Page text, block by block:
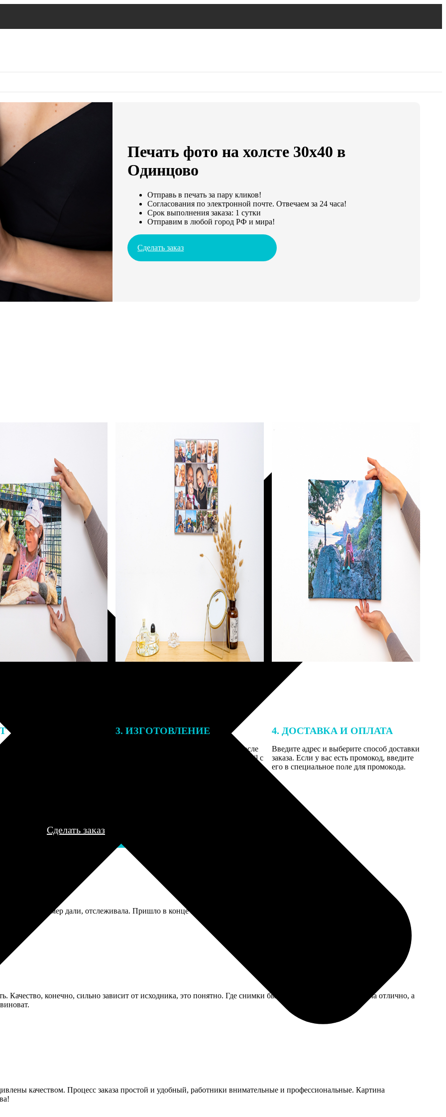
Печать фото на холсте 30х40 в
Одинцово
Отправь в печать за пару кликов!
Согласования по электронной почте. Отвечаем за 24 часа!
Срок выполнения заказа: 1 сутки
Отправим в любой город РФ и мира!
Сделать заказ
заказа к печати
могут связаться с Вами
телефону или email для
деталей.
3. ИЗГОТОВЛЕНИЕ
Оплатите заказ банковской картой. После
оплаты получите подтверждение на email с
4. ДОСТАВКА И ОПЛАТА
Введите адрес и выберите способ доставки
заказа. Если у вас есть промокод, введите
его в специальное поле для промокода.
Сделать заказ
Но трек-номер дали, отслеживала. Пришло в конце концов в хорошем состоянии. На почте виноваты, а не сервис.
Качество, конечно, сильно зависит от исходника, это понятно. Где снимки были четче, там и печать вышла отлично, а
качеством. Процесс заказа простой и удобный, работники внимательные и профессиональные. Картина